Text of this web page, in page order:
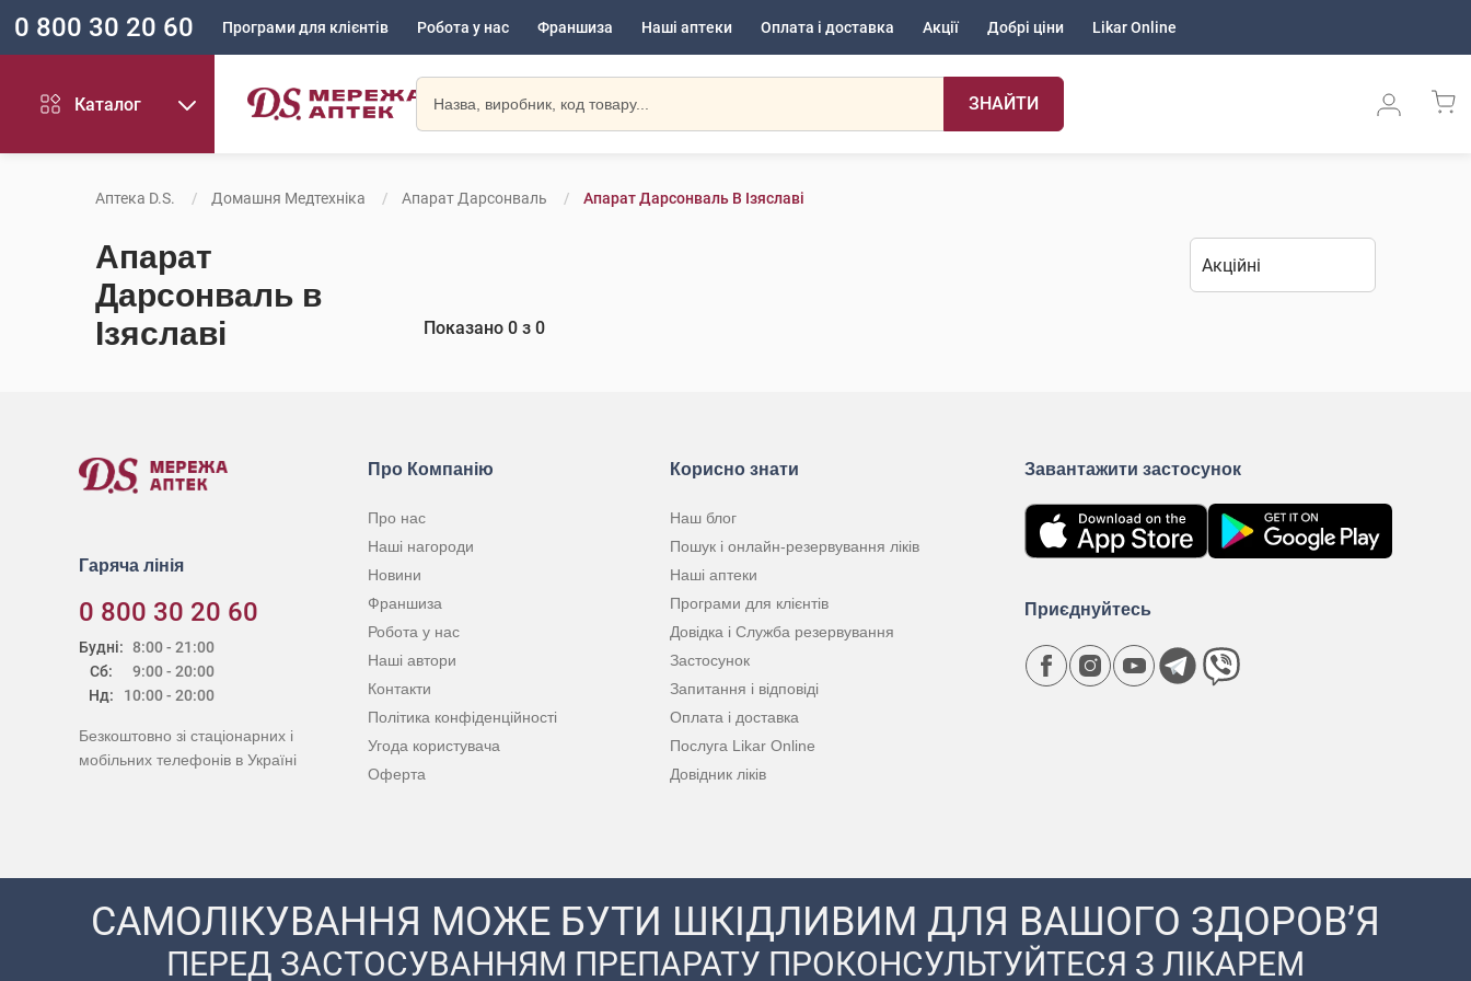
0 800 30 20 60 Програми для клієнтів Робота у нас Франшиза Наші аптеки Оплата і доставка Акції Добрі ціни Likar Online
Каталог ЗНАЙТИ
Аптека D.S. Домашня Медтехніка Апарат Дарсонваль Апарат Дарсонваль В Ізяславі
Апарат
Дарсонваль в
Ізяславі
Показано 0 з 0
Гаряча лінія
0 800 30 20 60
Будні:
Сб:
Нд:
8:00 - 21:00
9:00 - 20:00
10:00 - 20:00
Безкоштовно зі стаціонарних і
мобільних телефонів в Україні
Про Компанію
Про нас
Наші нагороди
Новини
Франшиза
Робота у нас
Наші автори
Контакти
Політика конфіденційності
Угода користувача
Оферта
Корисно знати
Наш блог
Пошук і онлайн-резервування ліків
Наші аптеки
Програми для клієнтів
Довідка і Служба резервування
Застосунок
Запитання і відповіді
Оплата і доставка
Послуга Likar Online
Довідник ліків
Завантажити застосунок
Приєднуйтесь
САМОЛІКУВАННЯ МОЖЕ БУТИ ШКІДЛИВИМ ДЛЯ ВАШОГО ЗДОРОВ’Я
ПЕРЕД ЗАСТОСУВАННЯМ ПРЕПАРАТУ ПРОКОНСУЛЬТУЙТЕСЯ З ЛІКАРЕМ